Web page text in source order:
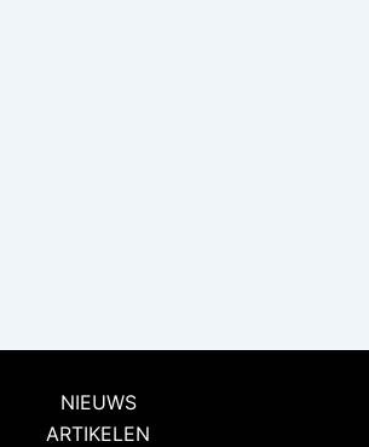
NIEUWS
ARTIKELEN